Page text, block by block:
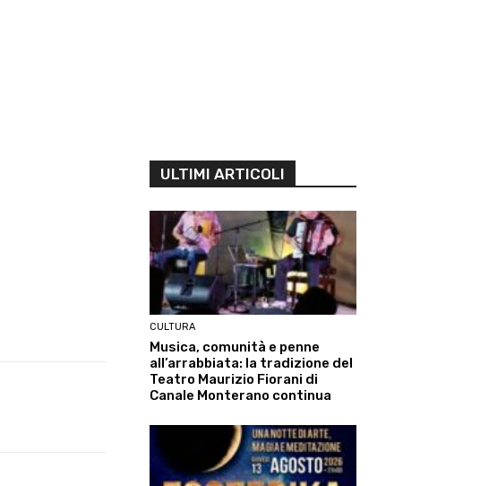
ULTIMI ARTICOLI
CULTURA
Musica, comunità e penne
all’arrabbiata: la tradizione del
Teatro Maurizio Fiorani di
Canale Monterano continua